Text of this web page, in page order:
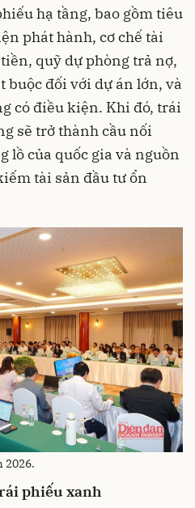
hạ tầng, bao gồm tiêu
phát hành, cơ chế tài
quỹ dự phòng trả nợ,
đối với dự án lớn, và
có điều kiện. Khi đó, trái
sẽ trở thành cầu nối
lồ của quốc gia và nguồn
tài sản đầu tư ổn
2026.
phiếu xanh